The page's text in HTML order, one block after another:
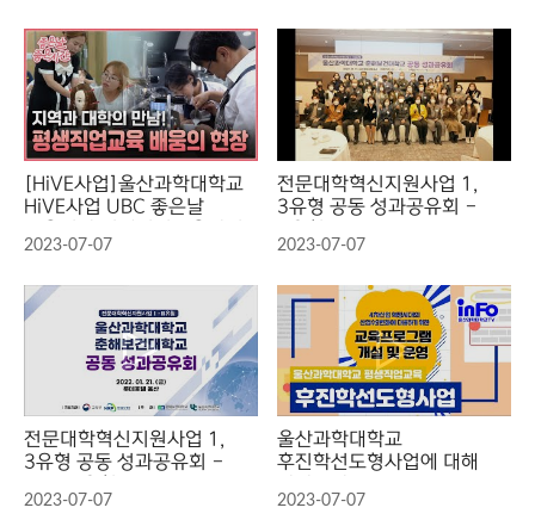
[HiVE사업]울산과학대학교
HiVE사업 UBC 좋은날
특집영상
2023-07-07
전문대학혁신지원사업 1,
3유형 공동 성과공유회 -
2023-07-07
전문대학혁신지원사업 1,
3유형 공동 성과공유회 -
2023-07-07
울산과학대학교
후진학선도형사업에 대해
2023-07-07